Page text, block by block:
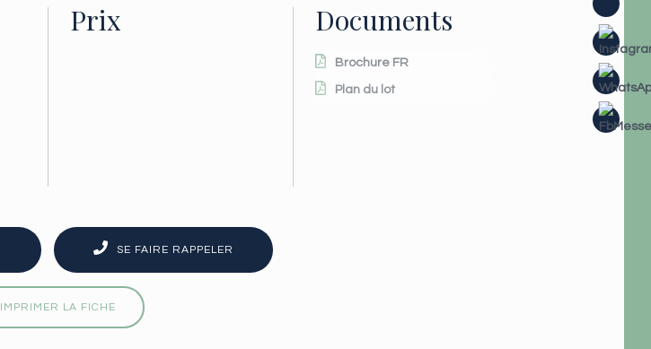
Prix Documents
Brochure FR
Plan du lot
SE FAIRE RAPPELER
IMPRIMER LA FICHE